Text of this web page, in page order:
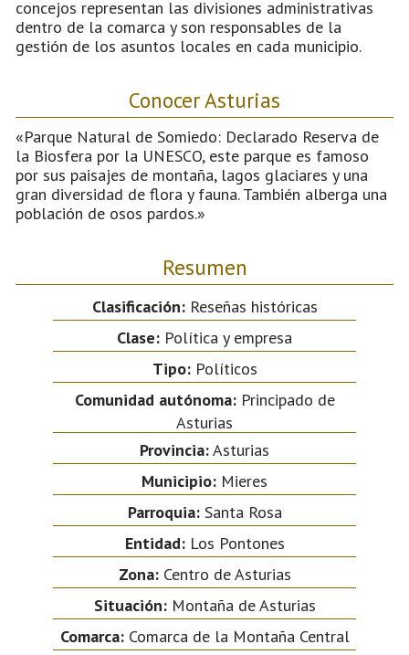
concejos representan las divisiones administrativas
dentro de la comarca y son responsables de la
gestión de los asuntos locales en cada municipio.
Conocer Asturias
«Parque Natural de Somiedo: Declarado Reserva de
la Biosfera por la UNESCO, este parque es famoso
por sus paisajes de montaña, lagos glaciares y una
gran diversidad de flora y fauna. También alberga una
población de osos pardos.»
Resumen
Clasificación:Reseñas históricas
Clase: Política y empresa
Tipo:Políticos
Comunidad autónoma:Principado de
Asturias
Provincia:Asturias
Municipio: Mieres
Parroquia:Santa Rosa
Entidad:Los Pontones
Zona:Centro de Asturias
Situación:Montaña de Asturias
Comarca:Comarca de la Montaña Central